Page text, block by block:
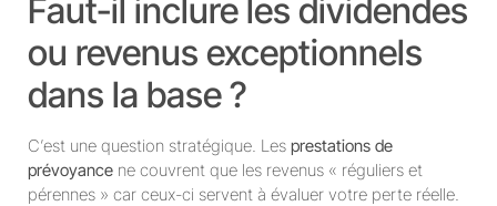
Faut-il inclure les dividendes
ou revenus exceptionnels
dans la base ?
C’est une question stratégique. Les prestations de
prévoyance ne couvrent que les revenus « réguliers et
pérennes » car ceux-ci servent à évaluer votre perte réelle.